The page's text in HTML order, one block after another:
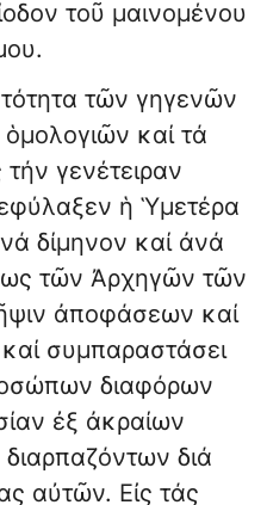
τοῦ μαινομένου
τῶν γηγενῶν
καί τά
γενέτειραν
ἡ Ὑμετέρα
δίμηνον καί ἀνά
τῶν Ἀρχηγῶν τῶν
ἀποφάσεων καί
συμπαραστάσει
διαφόρων
ἐξ ἀκραίων
διά
αὐτῶν. Εἰς τάς